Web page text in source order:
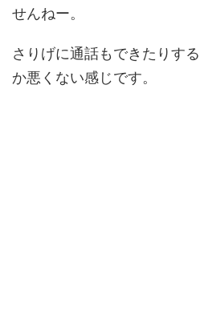
せんねー。
さりげに通話もできたりす
か悪くない感じです。